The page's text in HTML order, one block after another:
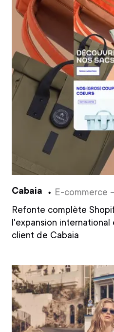
Cabaia
E-commerce
Refonte complète
l'expansion
client de Cabaia